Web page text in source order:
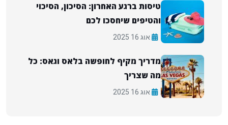
טיסות ברגע האחרון: הסיכון, הסיכוי
והטיפים שיחסכו לכם
אוג 16 2025
מדריך מקיף לחופשה בלאס וגאס: כל
מה שצריך
אוג 16 2025